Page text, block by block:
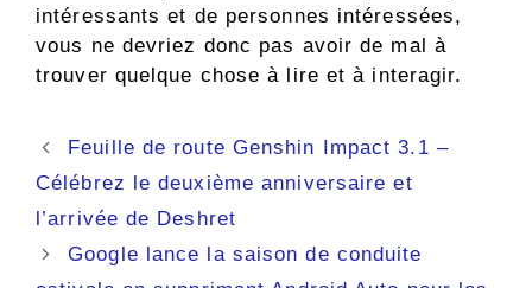
intéressants et de personnes intéressées,
vous ne devriez donc pas avoir de mal à
trouver quelque chose à lire et à interagir.
Navigation
des
Feuille de route Genshin Impact 3.1 –
Célébrez le deuxième anniversaire et
l’arrivée de Deshret
Google lance la saison de conduite